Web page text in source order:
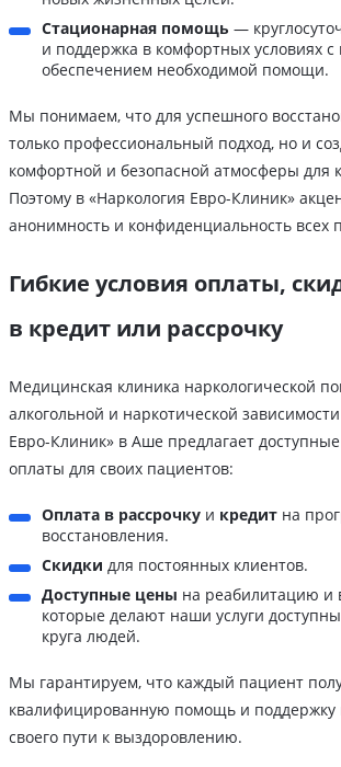
Стационарная помощь —
и поддержка в комфортных условиях
обеспечением необходимой помощи.
Мы понимаем, что для успешного
только профессиональный подход, но и
комфортной и безопасной атмосферы для
Поэтому в «Наркология Евро-Клиник»
анонимность и конфиденциальность всех
Гибкие условия оплаты,
в кредит или рассрочку
Медицинская клиника наркологической
алкогольной и наркотической
Евро-Клиник» в Аше предлагает
оплаты для своих пациентов:
Оплата в рассрочку и кредит на
восстановления.
Скидки для постоянных клиентов.
Доступные цены на реабилитацию и
которые делают наши услуги
круга людей.
Мы гарантируем, что каждый пациент
квалифицированную помощь и поддержку
своего пути к выздоровлению.